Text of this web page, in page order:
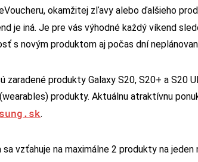
okamžitej zľavy alebo ďalšieho
je iná. Je pre vás výhodné každý víkend
s novým produktom aj počas dní
zaradené produkty Galaxy S20, S20+ a S20
produkty. Aktuálnu atraktívnu
.
vzťahuje na maximálne 2 produkty na jeden